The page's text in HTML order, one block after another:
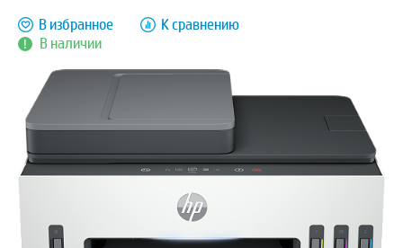
В наличии
В избранное К сравнению